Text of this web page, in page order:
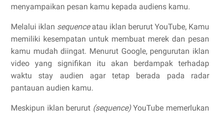
menyampaikan pesan kamu kepada audiens kamu.
Melalui iklan sequenceatau iklan berurut YouTube, Kamu
memiliki kesempatan untuk membuat merek dan pesan
kamu mudah diingat. Menurut Google, pengurutan iklan
video yang signifikan itu akan berdampak terhadap
waktu stay audien agar tetap berada pada radar
pantauan audien kamu.
Meskipun iklan berurut (sequence)YouTube memerlukan